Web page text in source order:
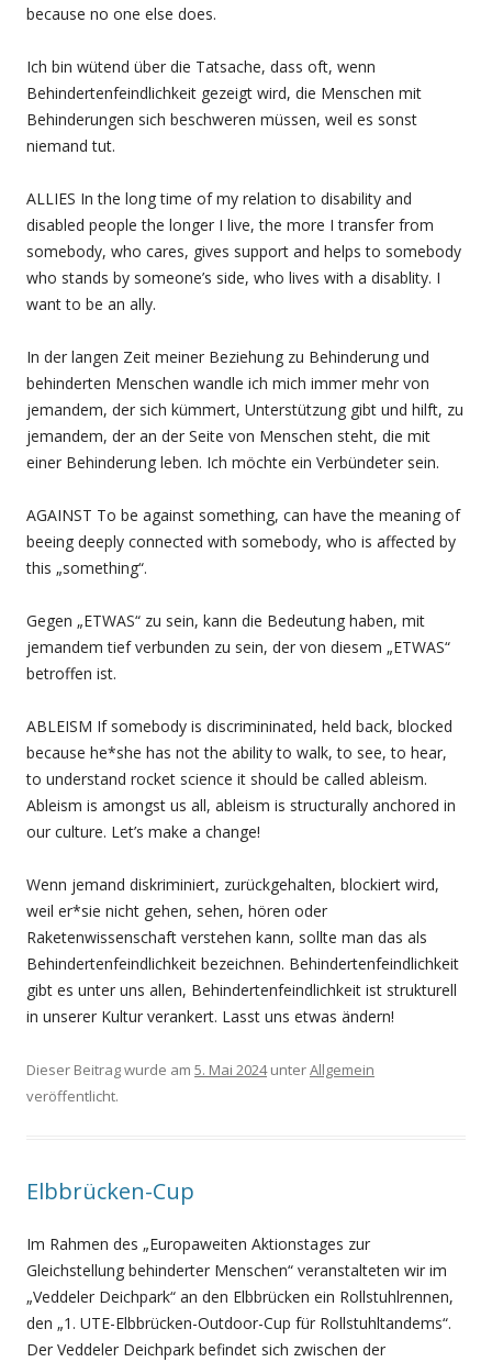
because no one else does.
Ich bin wütend über die Tatsache, dass oft, wenn
Behindertenfeindlichkeit gezeigt wird, die Menschen mit
Behinderungen sich beschweren müssen, weil es sonst
niemand tut.
ALLIES In the long time of my relation to disability and
disabled people the longer I live, the more I transfer from
somebody, who cares, gives support and helps to somebody
who stands by someone’s side, who lives with a disablity. I
want to be an ally.
In der langen Zeit meiner Beziehung zu Behinderung und
behinderten Menschen wandle ich mich immer mehr von
jemandem, der sich kümmert, Unterstützung gibt und hilft, zu
jemandem, der an der Seite von Menschen steht, die mit
einer Behinderung leben. Ich möchte ein Verbündeter sein.
AGAINST To be against something, can have the meaning of
beeing deeply connected with somebody, who is affected by
this „something“.
Gegen „ETWAS“ zu sein, kann die Bedeutung haben, mit
jemandem tief verbunden zu sein, der von diesem „ETWAS“
betroffen ist.
ABLEISM If somebody is discrimininated, held back, blocked
because he*she has not the ability to walk, to see, to hear,
to understand rocket science it should be called ableism.
Ableism is amongst us all, ableism is structurally anchored in
our culture. Let’s make a change!
Wenn jemand diskriminiert, zurückgehalten, blockiert wird,
weil er*sie nicht gehen, sehen, hören oder
Raketenwissenschaft verstehen kann, sollte man das als
Behindertenfeindlichkeit bezeichnen. Behindertenfeindlichkeit
gibt es unter uns allen, Behindertenfeindlichkeit ist strukturell
in unserer Kultur verankert. Lasst uns etwas ändern!
Dieser Beitrag wurde am 5. Mai 2024unterAllgemein
veröffentlicht.
Elbbrücken-Cup
Im Rahmen des „Europaweiten Aktionstages zur
Gleichstellung behinderter Menschen“ veranstalteten wir im
„Veddeler Deichpark“ an den Elbbrücken ein Rollstuhlrennen,
den „1. UTE-Elbbrücken-Outdoor-Cup für Rollstuhltandems“.
Der Veddeler Deichpark befindet sich zwischen der